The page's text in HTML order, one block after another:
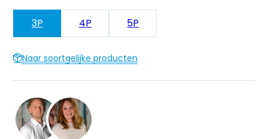
3P 4P 5P
Naar soortgelijke producten